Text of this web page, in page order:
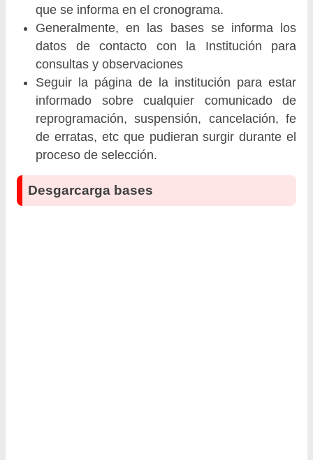
que se informa en el cronograma.
Generalmente, en las bases se informa los
datos de contacto con la Institución para
consultas y observaciones
Seguir la página de la institución para estar
informado sobre cualquier comunicado de
reprogramación, suspensión, cancelación, fe
de erratas, etc que pudieran surgir durante el
proceso de selección.
Desgarcarga bases